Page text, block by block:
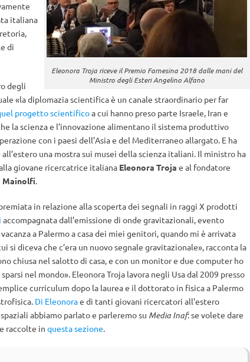
Eleonora Troja riceve il Premio Farnesina 2018 dalle mani del
Ministro degli Esteri Angelino Alfano
italiana
di
degli
«la diplomazia scientifica è un canale straordinario per far
progetto scientificoa cui hanno preso parte Israele, Iran e
la scienza e l’innovazione alimentano il sistema produttivo
con i paesi dell’Asia e del Mediterraneo allargato. E ha
una mostra sui musei della scienza italiani. Il ministro ha
giovane ricercatrice italiana Eleonora Troja e al fondatore
Mainolfi.
in relazione alla scoperta dei segnali in raggi X prodotti
accompagnata dall’emissione di onde gravitazionali, evento
a Palermo a casa dei miei genitori, quando mi è arrivata
si diceva che c’era un nuovo segnale gravitazionale», racconta la
chiusa nel salotto di casa, e con un monitor e due computer ho
nel mondo». Eleonora Troja lavora negli Usa dal 2009 presso
curriculum dopo la laurea e il dottorato in fisica a Palermo
Di Eleonorae di tanti giovani ricercatori all’estero
abbiamo parlato e parleremo su Media Inaf: se volete dare
raccolte in questa sezione.